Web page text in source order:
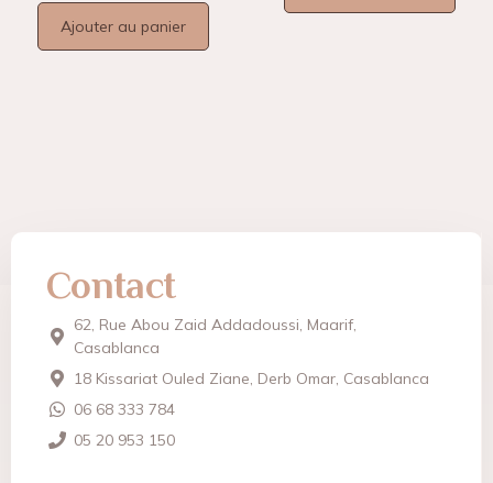
Ajouter au panier
Contact
62, Rue Abou Zaid Addadoussi, Maarif,
Casablanca
18 Kissariat Ouled Ziane, Derb Omar, Casablanca
06 68 333 784
05 20 953 150